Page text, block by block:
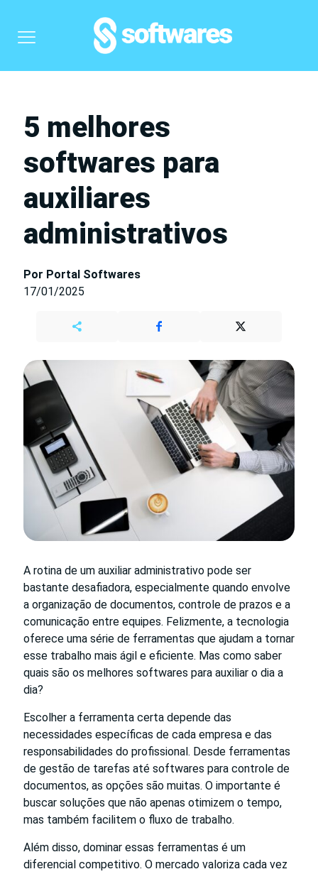
5 melhores
softwares para
auxiliares
administrativos
Por Portal Softwares
17/01/2025
A rotina de um auxiliar administrativo pode ser
bastante desafiadora, especialmente quando envolve
a organização de documentos, controle de prazos e a
comunicação entre equipes. Felizmente, a tecnologia
oferece uma série de ferramentas que ajudam a tornar
esse trabalho mais ágil e eficiente. Mas como saber
quais são os melhores softwares para auxiliar o dia a
dia?
Escolher a ferramenta certa depende das
necessidades específicas de cada empresa e das
responsabilidades do profissional. Desde ferramentas
de gestão de tarefas até softwares para controle de
documentos, as opções são muitas. O importante é
buscar soluções que não apenas otimizem o tempo,
mas também facilitem o fluxo de trabalho.
Além disso, dominar essas ferramentas é um
diferencial competitivo. O mercado valoriza cada vez